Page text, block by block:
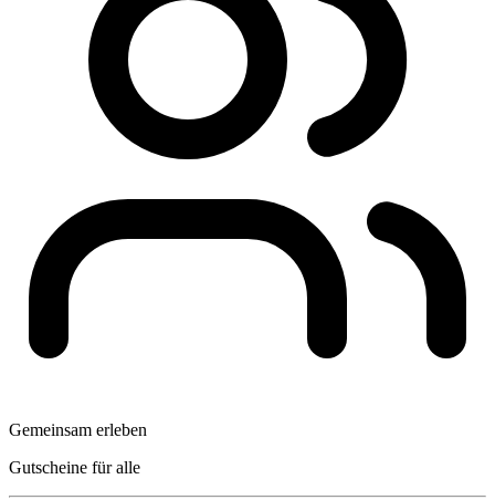
Gemeinsam erleben
Gutscheine für alle